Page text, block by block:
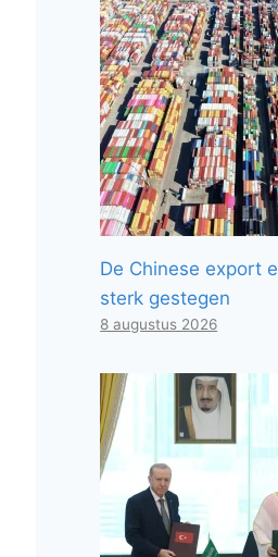
De Chinese export
sterk gestegen
8 augustus 2026